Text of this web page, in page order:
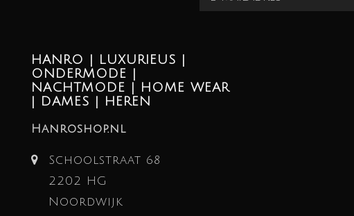
HANRO | LUXURIEUS |
ONDERMODE |
NACHTMODE | HOME WEAR
| DAMES | HEREN
Hanroshop.nl
Schoolstraat 68
2202 HG
Noordwijk